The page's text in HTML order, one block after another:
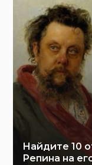
Найдите 10
Репина на